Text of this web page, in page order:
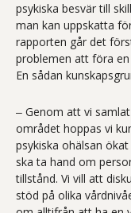
psykiska besvär till
man kan uppskatta
rapporten går det
problemen att föra
En sådan
‒ Genom att vi
området hoppas vi
psykiska ohälsan
ska ta hand om
tillstånd. Vi vill att
stöd på olika